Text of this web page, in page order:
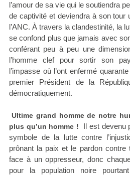
l’amour de sa vie qui le soutiendra
de captivité et deviendra à son tour
l’ANC. À travers la clandestinité, la
se confond plus que jamais avec
conférant peu à peu une
l’homme clef pour sortir son
l’impasse où l’ont enfermé
premier Président de la
démocratiquement.
Ultime grand homme de notre
plus qu’un homme !
Il est devenu
symbole de la lutte contre
prônant la paix et le pardon contre
face à un oppresseur, donc
pour la population noire